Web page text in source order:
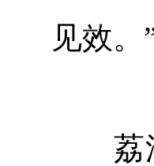
见效
荔浦